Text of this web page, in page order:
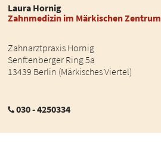
Laura Hornig
Zahnmedizin im Märkischen Zentrum
Zahnarztpraxis Hornig
Senftenberger Ring 5a
13439 Berlin (Märkisches Viertel)
030 - 4250334